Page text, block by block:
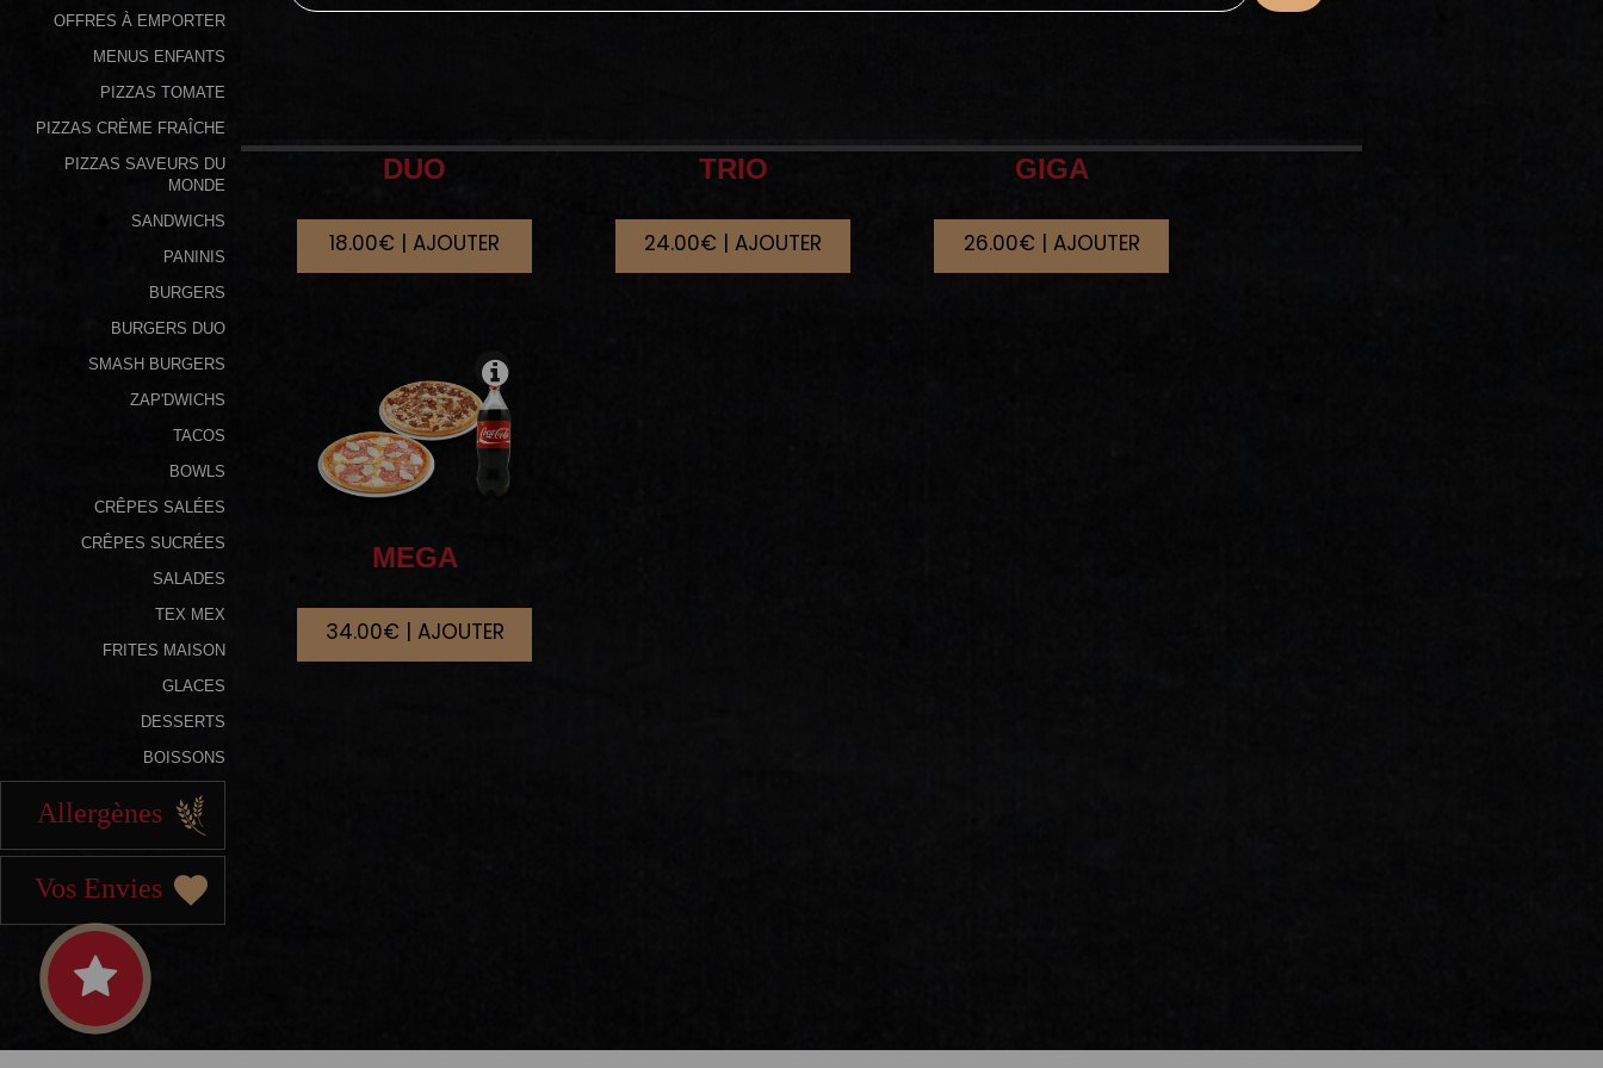
Fidélité
Vos
Avis
Zones
Livraison
OFFRES À EMPORTER
MENUS ENFANTS
PIZZAS TOMATE
PIZZAS CRÈME FRAÎCHE
PIZZAS SAVEURS DU
MONDE
SANDWICHS
PANINIS
BURGERS
BURGERS DUO
SMASH BURGERS
ZAP'DWICHS
TACOS
BOWLS
CRÊPES SALÉES
CRÊPES SUCRÉES
SALADES
TEX MEX
FRITES MAISON
GLACES
DESSERTS
BOISSONS
Allergènes
Vos Envies
DUO
18.00€ | AJOUTER
TRIO
24.00€ | AJOUTER
GIGA
26.00€ | AJOUTER
MEGA
34.00€ | AJOUTER